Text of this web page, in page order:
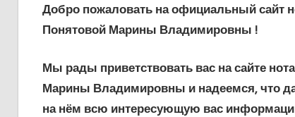
Добро пожаловать на официальный сайт
Понятовой Марины Владимировны !
Мы рады приветствовать вас на сайте
Марины Владимировны и надеемся, что
на нём всю интересующую вас